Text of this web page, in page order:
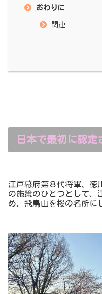
おわりに
関連
日本で最初に認定
江戸幕府第８代将軍、徳
の施策のひとつとして、
め、飛鳥山を桜の名所に